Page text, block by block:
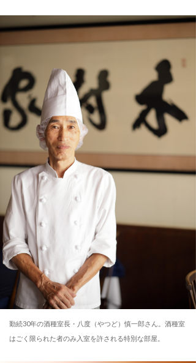
勤続30年の酒種室長・八度（やつど）慎一郎さん。酒種室
はごく限られた者のみ入室を許される特別な部屋。